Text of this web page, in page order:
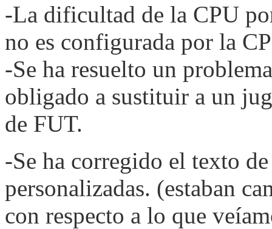
-La dificultad de la CPU
no es configurada por la
-Se ha resuelto un
obligado a sustituir a un
de FUT.
-Se ha corregido el texto
personalizadas. (estaban
con respecto a lo que